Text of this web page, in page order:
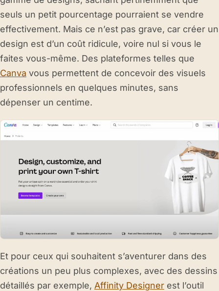
seuls un petit pourcentage pourraient se vendre
effectivement. Mais ce n’est pas grave, car créer un
design est d’un coût ridicule, voire nul si vous le
faites vous-même. Des plateformes telles que
Canva vous permettent de concevoir des visuels
professionnels en quelques minutes, sans
dépenser un centime.
Et pour ceux qui souhaitent s’aventurer dans des
créations un peu plus complexes, avec des dessins
détaillés par exemple, Affinity Designer est l’outil